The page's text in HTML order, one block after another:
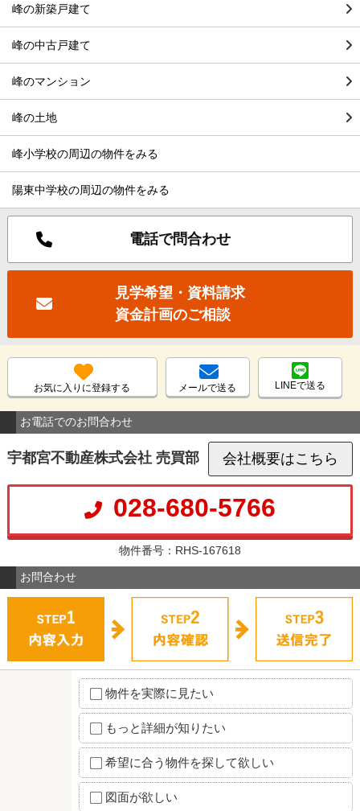
峰の新築戸建て
峰の中古戸建て
峰のマンション
峰の土地
峰小学校の周辺の物件をみる
陽東中学校の周辺の物件をみる
電話で問合わせ
見学希望・資料請求
資金計画のご相談
お気に入りに登録する メールで送る LINEで送る
お電話でのお問合わせ
宇都宮不動産株式会社 売買部 会社概要はこちら
028-680-5766
物件番号：RHS-167618
お問合わせ
物件を実際に見たい
もっと詳細が知りたい
希望に合う物件を探して欲しい
図面が欲しい